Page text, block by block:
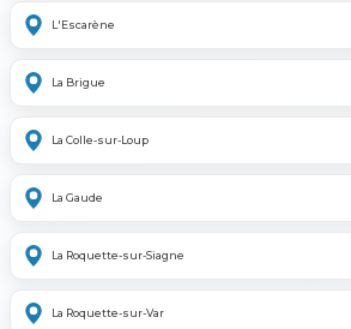
L'Escarène
La Brigue
La Colle-sur-Loup
La Gaude
La Roquette-sur-Siagne
La Roquette-sur-Var